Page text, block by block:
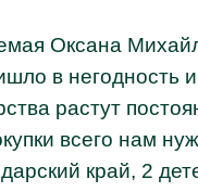
Оксана
в негодность
растут
всего нам
край, 2